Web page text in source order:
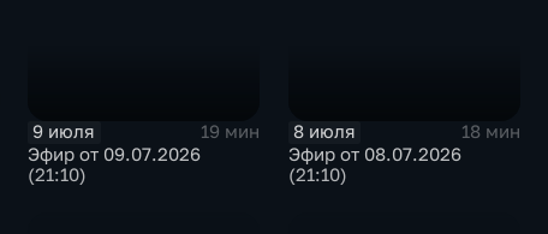
9 июля
19 мин
Эфир от 09.07.2026
(21:10)
8 июля
18 мин
Эфир от 08.07.2026
(21:10)